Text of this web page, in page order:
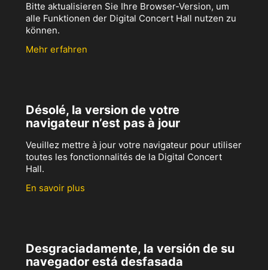
Bitte aktualisieren Sie Ihre Browser-Version, um
alle Funktionen der Digital Concert Hall nutzen zu
können.
Mehr erfahren
Désolé, la version de votre
navigateur n’est pas à jour
Veuillez mettre à jour votre navigateur pour utiliser
toutes les fonctionnalités de la Digital Concert
Hall.
En savoir plus
Desgraciadamente, la versión de su
navegador está desfasada